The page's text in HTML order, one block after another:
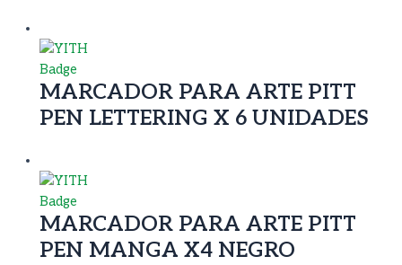
MARCADOR PARA ARTE PITT
PEN LETTERING X 6 UNIDADES
MARCADOR PARA ARTE PITT
PEN MANGA X4 NEGRO